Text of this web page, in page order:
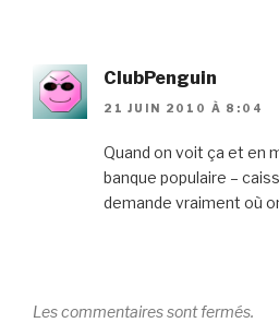
ClubPenguin
21 JUIN 2010 À 8:04
Quand on voit ça et en
banque populaire –
demande vraiment où
Les commentaires sont fermés.